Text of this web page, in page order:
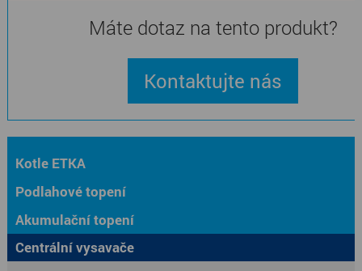
Máte dotaz na tento produkt?
Kontaktujte nás
Kotle ETKA
Podlahové topení
Akumulační topení
Centrální vysavače